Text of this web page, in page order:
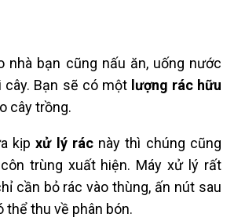
nhà bạn cũng nấu ăn, uống nước
cây. Bạn sẽ có một lượng rác hữu
cây trồng.
kịpxử lý rácnày thì chúng cũng
trùng xuất hiện. Máy xử lý rất
cần bỏ rác vào thùng, ấn nút sau
thể thu về phân bón.